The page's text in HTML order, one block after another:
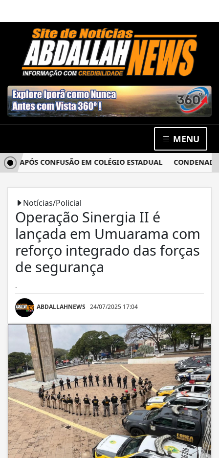
MENU
CONFUSÃO EM COLÉGIO ESTADUAL CONDENADO
Notícias/Policial
Operação Sinergia II é
lançada em Umuarama com
reforço integrado das forças
de segurança
.
ABDALLAHNEWS 24/07/2025 17:04